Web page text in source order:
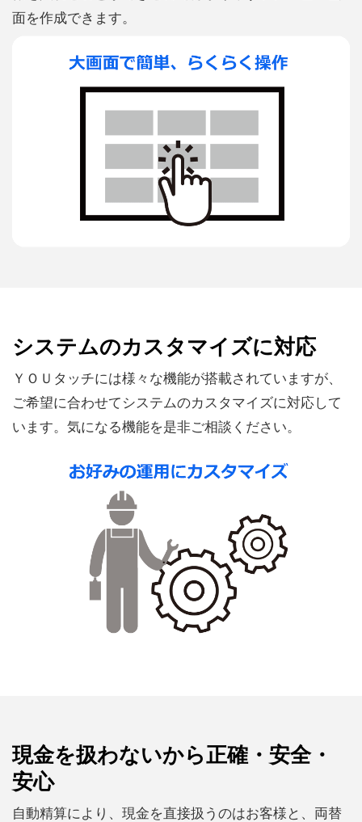
面を作成できます。
システムのカスタマイズに対応
ＹＯＵタッチには様々な機能が搭載されていますが、
ご希望に合わせてシステムのカスタマイズに対応して
います。気になる機能を是非ご相談ください。
現金を扱わないから正確・安全・
安心
自動精算により、現金を直接扱うのはお客様と、両替